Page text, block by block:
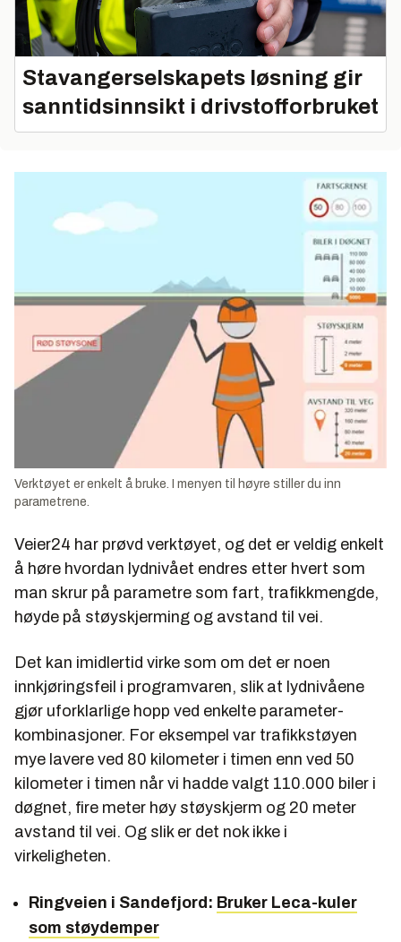
Stavangerselskapets løsning gir
sanntidsinnsikt i drivstofforbruket
Verktøyet er enkelt å bruke. I menyen til høyre stiller du inn
parametrene.
Veier24 har prøvd verktøyet, og det er veldig enkelt
å høre hvordan lydnivået endres etter hvert som
man skrur på parametre som fart, trafikkmengde,
høyde på støyskjerming og avstand til vei.
Det kan imidlertid virke som om det er noen
innkjøringsfeil i programvaren, slik at lydnivåene
gjør uforklarlige hopp ved enkelte parameter-
kombinasjoner. For eksempel var trafikkstøyen
mye lavere ved 80 kilometer i timen enn ved 50
kilometer i timen når vi hadde valgt 110.000 biler i
døgnet, fire meter høy støyskjerm og 20 meter
avstand til vei. Og slik er det nok ikke i
virkeligheten.
Ringveien i Sandefjord: Bruker Leca-kuler
som støydemper